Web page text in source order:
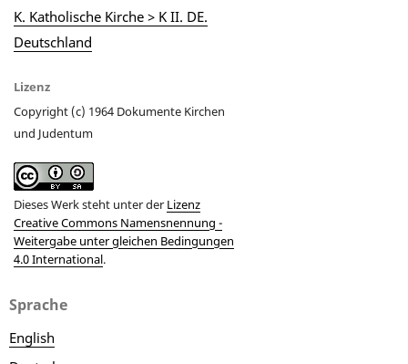
K. Katholische Kirche > K II. DE.
Deutschland
Lizenz
Copyright (c) 1964 Dokumente Kirchen
und Judentum
Dieses Werk steht unter der Lizenz
Creative Commons Namensnennung -
Weitergabe unter gleichen Bedingungen
4.0 International.
Sprache
English